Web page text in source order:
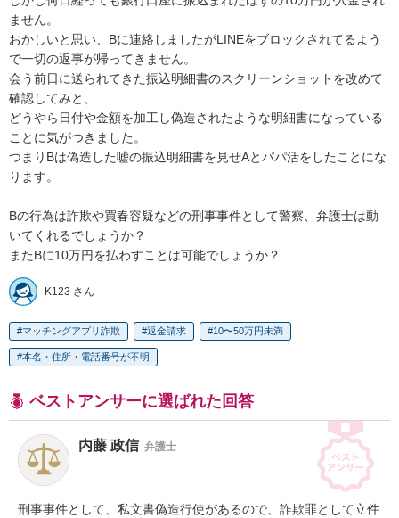
ません。
おかしいと思い、Bに連絡しましたがLINEをブロックされてるよう
で一切の返事が帰ってきません。
会う前日に送られてきた振込明細書のスクリーンショットを改めて
確認してみと、
どうやら日付や金額を加工し偽造されたような明細書になっている
ことに気がつきました。
つまりBは偽造した嘘の振込明細書を見せAとパパ活をしたことにな
ります。
Bの行為は詐欺や買春容疑などの刑事事件として警察、弁護士は動
いてくれるでしょうか？
またBに10万円を払わすことは可能でしょうか？
K123 さん
マッチングアプリ詐欺 返金請求 10〜50万円未満
本名・住所・電話番号が不明
ベストアンサーに選ばれた回答
内藤 政信 弁護士
刑事事件として、私文書偽造行使があるので、詐欺罪として立件